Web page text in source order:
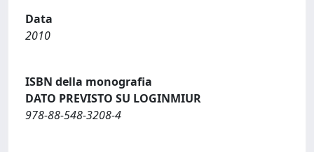
Data
2010
ISBN della monografia
DATO PREVISTO SU LOGINMIUR
978-88-548-3208-4